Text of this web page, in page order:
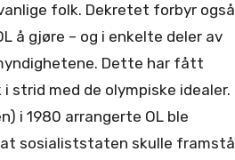
folk. Dekretet forbyr også
å gjøre – og i enkelte deler av
Dette har fått
strid med de olympiske idealer.
i 1980 arrangerte OL ble
at sosialiststaten skulle framstå